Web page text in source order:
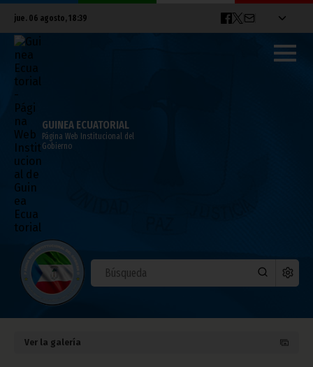
jue. 06 agosto, 18:39
GUINEA ECUATORIAL
Página Web Institucional del
Gobierno
Yaunde acoge la apertura de los trabajos
preparatorios de V Reunión Anual de
Altos Funcionarios del CIC
mayo 17, 2026
Noticias África
Ver la galería